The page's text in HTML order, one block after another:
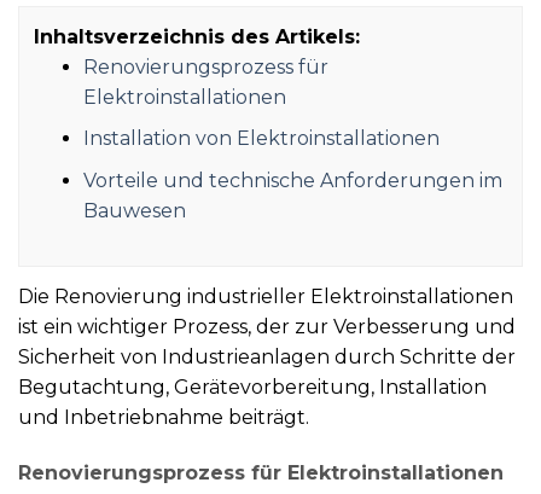
Inhaltsverzeichnis des Artikels:
Renovierungsprozess für
Elektroinstallationen
Installation von Elektroinstallationen
Vorteile und technische Anforderungen im
Bauwesen
Die Renovierung industrieller Elektroinstallationen
ist ein wichtiger Prozess, der zur Verbesserung und
Sicherheit von Industrieanlagen durch Schritte der
Begutachtung, Gerätevorbereitung, Installation
und Inbetriebnahme beiträgt.
Renovierungsprozess für Elektroinstallationen